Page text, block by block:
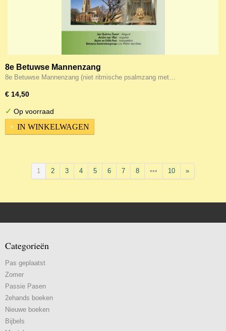
8e Betuwse Mannenzang
8e Betuwse Mannenzang (niet ritmische psalmzang met…
€ 14,50
✓ Op voorraad
IN WINKELWAGEN
1 2 3 4 5 6 7 8 ••• 10 »
Categorieën
Pas geplaatst
Zomer
Passie Pasen
2ehands boeken
Nieuwe boeken
Bijbels